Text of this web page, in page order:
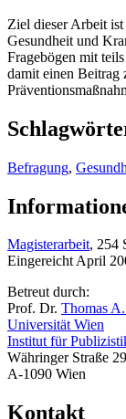
Ziel dieser Arbeit
Gesundheit und
Fragebögen mit
damit einen Beitrag
Befragung,
Magisterarbeit, 254
Eingereicht April
Betreut durch:
Prof. Dr. Thomas
Universität Wien
Institut für
Währinger Straße 29
A-1090 Wien
Kontakt